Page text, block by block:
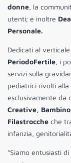
donne, la
utenti; e inoltre
Personale.
Dedicati al verticale
PeriodoFertile, i
servizi sulla
pediatrici rivolti
esclusivamente da
Creative,
Filastrocche che
infanzia,
“Siamo entusiasti